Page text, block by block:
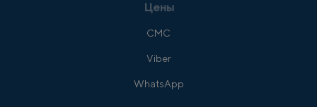
Цены
СМС
Viber
WhatsApp